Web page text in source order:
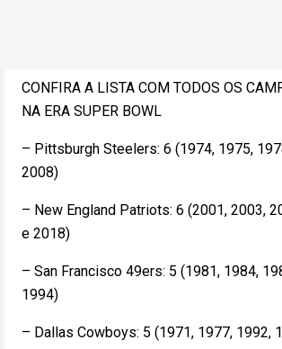
CONFIRA A LISTA COM TODOS OS
NA ERA SUPER BOWL
– Pittsburgh Steelers: 6 (1974, 1975,
2008)
– New England Patriots: 6 (2001, 2003,
e 2018)
– San Francisco 49ers: 5 (1981, 1984,
1994)
– Dallas Cowboys: 5 (1971, 1977, 1992,